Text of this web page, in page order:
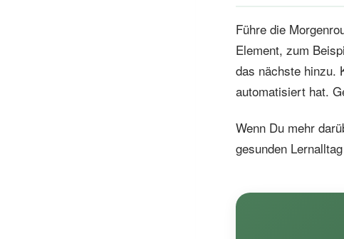
Führe die
Element, zum
das nächste hinzu.
automatisiert hat.
Wenn Du mehr
gesunden